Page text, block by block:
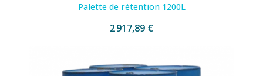
Palette de rétention 1200L
2 917,89 €